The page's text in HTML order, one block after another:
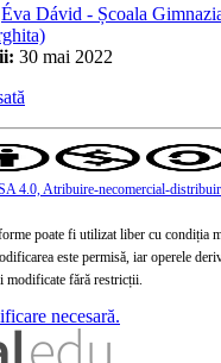
Éva Dávid - Școala
30 mai 2022
4.0, Atribuire-necomercial-
poate fi utilizat liber cu condiția
este permisă, iar operele
modificate fără restricții.
necesară.